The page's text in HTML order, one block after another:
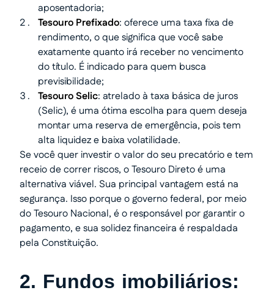
aposentadoria;
Tesouro Prefixado: oferece uma taxa fixa de
rendimento, o que significa que você sabe
exatamente quanto irá receber no vencimento
do título. É indicado para quem busca
previsibilidade;
Tesouro Selic: atrelado à taxa básica de juros
(Selic), é uma ótima escolha para quem deseja
montar uma reserva de emergência, pois tem
alta liquidez e baixa volatilidade.
Se você quer investir o valor do seu precatório e tem
receio de correr riscos, o Tesouro Direto é uma
alternativa viável. Sua principal vantagem está na
segurança. Isso porque o governo federal, por meio
do Tesouro Nacional, é o responsável por garantir o
pagamento, e sua solidez financeira é respaldada
pela Constituição.
2. Fundos imobiliários: